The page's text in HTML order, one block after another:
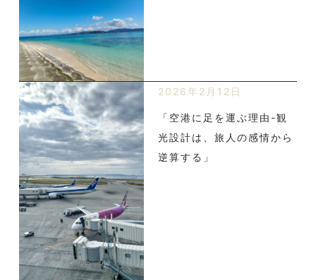
2026年2月12日
「空港に足を運ぶ理由-観
光設計は、旅人の感情から
逆算する」